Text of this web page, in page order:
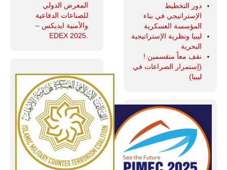
دور التخطيط
الإستراتيجي في بناء
المؤسسة العسكرية
ليبيا ونظرية الإستراتيجية
البحرية
نقف معاً منقسمين !
(إستمرار الصراعات في
ليبيا)
المعرض الدولي
للصناعات الدفاعية
والأمنية ايديكس ‒